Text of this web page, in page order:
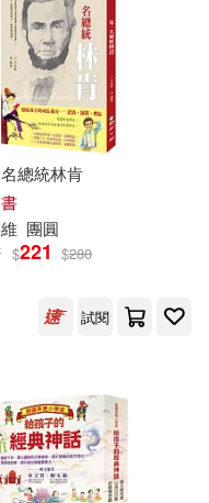
施養慧 曹俊彥
總統林肯
維 團圓
$221 $280
試閱